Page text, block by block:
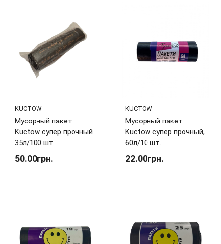
KUCTOW
Мусорный пакет
Kuctow супер прочный
35л/100 шт.
50.00грн.
KUCTOW
Мусорный пакет
Kuctow супер прочный,
60л/10 шт.
22.00грн.